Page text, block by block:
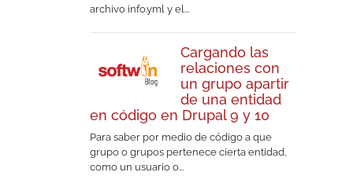
archivo info.yml y el...
Cargando las
relaciones con
un grupo apartir
de una entidad
en código en Drupal 9 y 10
Para saber por medio de código a que
grupo o grupos pertenece cierta entidad,
como un usuario o...